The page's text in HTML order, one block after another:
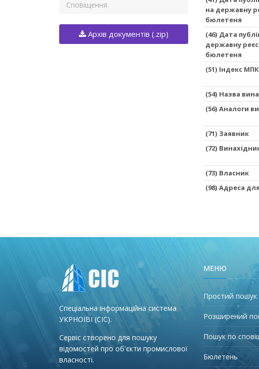
Сповіщення
Архів документів (.zip)
на державну
бюлетеня
(46) Дата
державну
бюлетеня
(51) Iндекс МПК
(54) Назва
(56) Аналоги
(71) Заявник
(72)
(73) Власник
(98) Адреса
Спеціальна інформаційна система
УКРНОІВІ (СІС).
Сервіс створено для пошуку
відомостей про об'єкти промислової
власності.
МЕНЮ
Простий пошук
Розширений
Пошук по
Бюлетень